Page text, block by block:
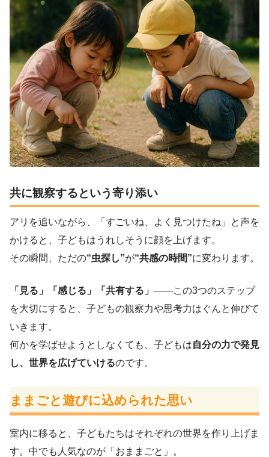
共に観察するという寄り添い
アリを追いながら、「すごいね、よく見つけたね」と声を
かけると、子どもはうれしそうに顔を上げます。
その瞬間、ただの“虫探し”が“共感の時間”に変わります。
「見る」「感じる」「共有する」 ——この3つのステップ
を大切にすると、子どもの観察力や思考力はぐんと伸びて
いきます。
何かを学ばせようとしなくても、子どもは自分の力で発見
し、世界を広げていけるのです。
ままごと遊びに込められた思い
室内に移ると、子どもたちはそれぞれの世界を作り上げま
す。中でも人気なのが「おままごと」。